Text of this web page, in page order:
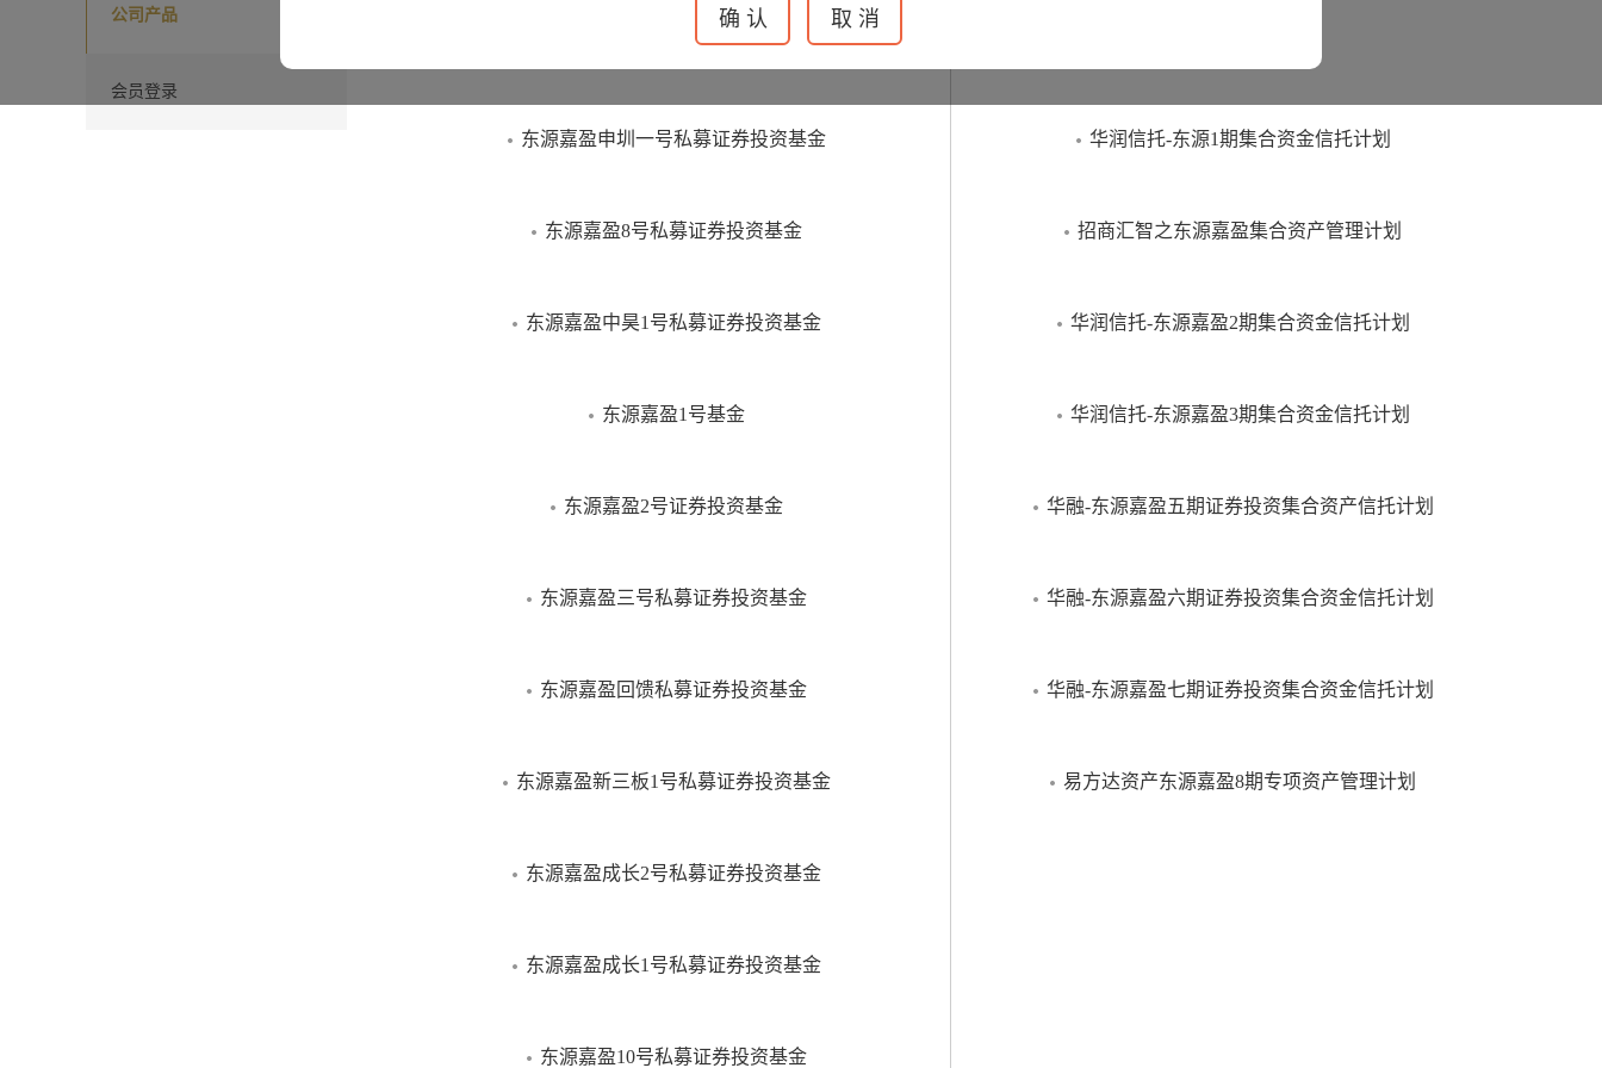
公司产品
会员登录
东源嘉盈申圳一号私募证券投资基金
东源嘉盈8号私募证券投资基金
东源嘉盈中昊1号私募证券投资基金
东源嘉盈1号基金
东源嘉盈2号证券投资基金
东源嘉盈三号私募证券投资基金
东源嘉盈回馈私募证券投资基金
东源嘉盈新三板1号私募证券投资基金
东源嘉盈成长2号私募证券投资基金
东源嘉盈成长1号私募证券投资基金
东源嘉盈10号私募证券投资基金
华润信托-东源1期集合资金信托计划
招商汇智之东源嘉盈集合资产管理计划
华润信托-东源嘉盈2期集合资金信托计划
华润信托-东源嘉盈3期集合资金信托计划
华融-东源嘉盈五期证券投资集合资产信托计划
华融-东源嘉盈六期证券投资集合资金信托计划
华融-东源嘉盈七期证券投资集合资金信托计划
易方达资产东源嘉盈8期专项资产管理计划
”为东源嘉盈资产管理有限公司注册商标，本公司有权就任何商标侵权行为追究法律责任。